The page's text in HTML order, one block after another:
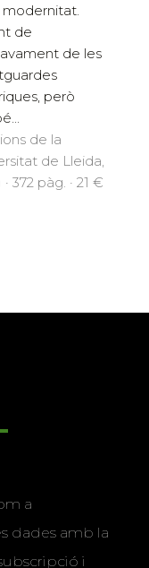
modernitat.
de
de les
però
de la
de Lleida,
372 pàg. · 21 €
a
dades amb la
i